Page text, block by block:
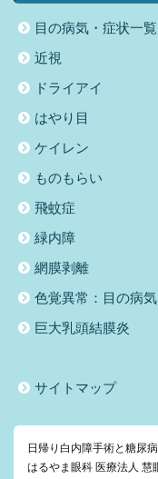
目の病気・症状一覧
近視
ドライアイ
はやり目
ケイレン
ものもらい
飛蚊症
緑内障
網膜剥離
色覚異常：目の病気
巨大乳頭結膜炎
サイトマップ
日帰り白内障手術と糖尿
はるやま眼科 医療法人 慧